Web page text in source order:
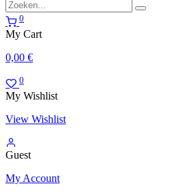
0
My Cart
0,00 €
0
My Wishlist
View Wishlist
Guest
My Account